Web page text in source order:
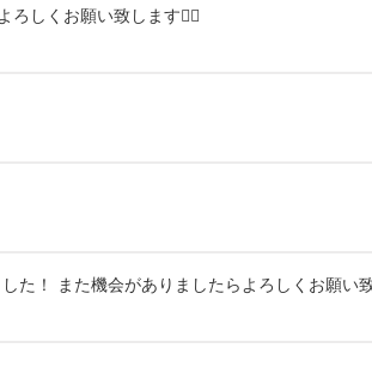
しくお願い致します🙇‍♀️
た！ また機会がありましたらよろしくお願い